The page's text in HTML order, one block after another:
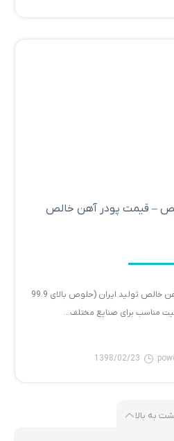
– قیمت پودر آهن خالص
پودر آهن فروش انواع پودر آهن خالص تولید ایران (حلوص بالای 99.9
مناسب برای صنایع مختلف...
1398/02/23
به بالا